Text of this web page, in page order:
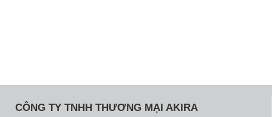
CÔNG TY TNHH THƯƠNG MẠI AKIRA